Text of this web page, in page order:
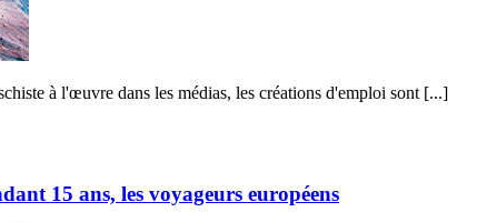
à l'œuvre dans les médias, les créations d'emploi sont [...]
15 ans, les voyageurs européens